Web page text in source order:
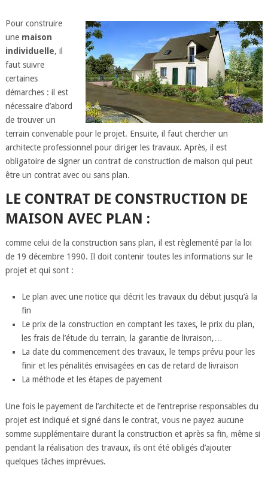
Pour construire
une maison
individuelle, il
faut suivre
certaines
démarches : il est
nécessaire d’abord
de trouver un
terrain convenable pour le projet. Ensuite, il faut chercher un
architecte professionnel pour diriger les travaux. Après, il est
obligatoire de signer un contrat de construction de maison qui peut
être un contrat avec ou sans plan.
LE CONTRAT DE CONSTRUCTION DE
MAISON AVEC PLAN :
comme celui de la construction sans plan, il est règlementé par la loi
de 19 décembre 1990. Il doit contenir toutes les informations sur le
projet et qui sont :
Le plan avec une notice qui décrit les travaux du début jusqu’à la
fin
Le prix de la construction en comptant les taxes, le prix du plan,
les frais de l’étude du terrain, la garantie de livraison,…
La date du commencement des travaux, le temps prévu pour les
finir et les pénalités envisagées en cas de retard de livraison
La méthode et les étapes de payement
Une fois le payement de l’architecte et de l’entreprise responsables du
projet est indiqué et signé dans le contrat, vous ne payez aucune
somme supplémentaire durant la construction et après sa fin, même si
pendant la réalisation des travaux, ils ont été obligés d’ajouter
quelques tâches imprévues.